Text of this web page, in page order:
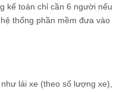
kế toán chỉ cần 6 người nếu
thống phần mềm đưa vào
lái xe (theo số lượng xe),